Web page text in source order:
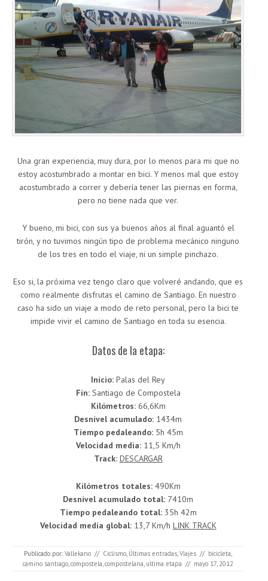
Una gran experiencia, muy dura, por lo menos para mi que no
estoy acostumbrado a montar en bici. Y menos mal que estoy
acostumbrado a correr y debería tener las piernas en forma,
pero no tiene nada que ver.
Y bueno, mi bici, con sus ya buenos años al final aguantó el
tirón, y no tuvimos ningún tipo de problema mecánico ninguno
de los tres en todo el viaje, ni un simple pinchazo.
Eso si, la próxima vez tengo claro que volveré andando, que es
como realmente disfrutas el camino de Santiago. En nuestro
caso ha sido un viaje a modo de reto personal, pero la bici te
impide vivir el camino de Santiago en toda su esencia.
Datos de la etapa:
Inicio: Palas del Rey
Fín:Santiago de Compostela
Kilómetros:66,6Km
Desnivel acumulado: 1434m
Tiempo pedaleando:5h 45m
Velocidad media: 11,5 Km/h
Track: DESCARGAR
Kilómetros totales:490Km
Desnivel acumulado total: 7410m
Tiempo pedaleando total:35h 42m
Velocidad media global: 13,7 Km/h LINK TRACK
Publicado por: Vallekano // Ciclismo, Últimas entradas,Viajes // bicicleta,
camino santiago,compostela,compostelana, ultima etapa // mayo 17, 2012